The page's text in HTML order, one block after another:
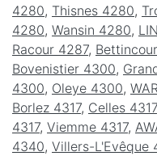
4280, Thisnes 4280,
4280, Wansin 4280,
Racour 4287,
Bovenistier 4300,
4300, Oleye 4300,
Borlez 4317, Celles 4317
4317, Viemme 4317,
4340, Villers-L'Evêque